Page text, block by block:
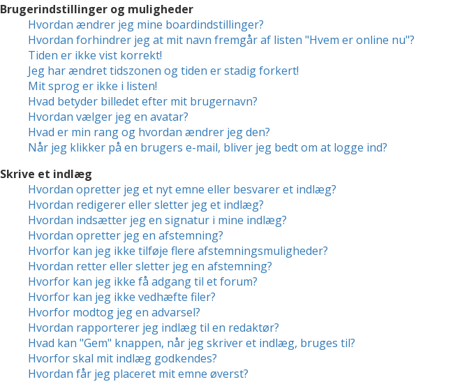
Brugerindstillinger og muligheder
Hvordan ændrer jeg mine boardindstillinger?
Hvordan forhindrer jeg at mit navn fremgår af listen "Hvem er online nu"?
Tiden er ikke vist korrekt!
Jeg har ændret tidszonen og tiden er stadig forkert!
Mit sprog er ikke i listen!
Hvad betyder billedet efter mit brugernavn?
Hvordan vælger jeg en avatar?
Hvad er min rang og hvordan ændrer jeg den?
Når jeg klikker på en brugers e-mail, bliver jeg bedt om at logge ind?
Skrive et indlæg
Hvordan opretter jeg et nyt emne eller besvarer et indlæg?
Hvordan redigerer eller sletter jeg et indlæg?
Hvordan indsætter jeg en signatur i mine indlæg?
Hvordan opretter jeg en afstemning?
Hvorfor kan jeg ikke tilføje flere afstemningsmuligheder?
Hvordan retter eller sletter jeg en afstemning?
Hvorfor kan jeg ikke få adgang til et forum?
Hvorfor kan jeg ikke vedhæfte filer?
Hvorfor modtog jeg en advarsel?
Hvordan rapporterer jeg indlæg til en redaktør?
Hvad kan "Gem" knappen, når jeg skriver et indlæg, bruges til?
Hvorfor skal mit indlæg godkendes?
Hvordan får jeg placeret mit emne øverst?